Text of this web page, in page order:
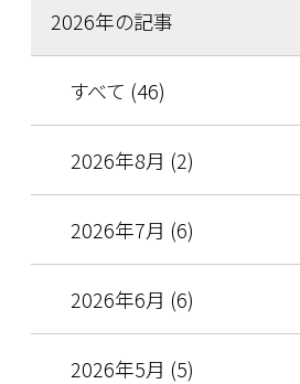
2026年の記事
すべて (46)
2026年8月 (2)
2026年7月 (6)
2026年6月 (6)
2026年5月 (5)